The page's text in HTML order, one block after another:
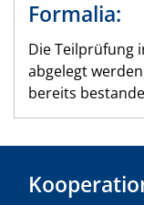
Formalia:
Die Teilprüfung
abgelegt
bereits